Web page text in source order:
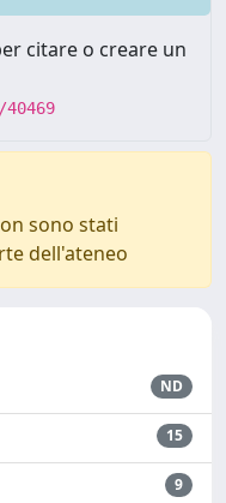
citare o creare un
sono stati
dell'ateneo
ND
15
9